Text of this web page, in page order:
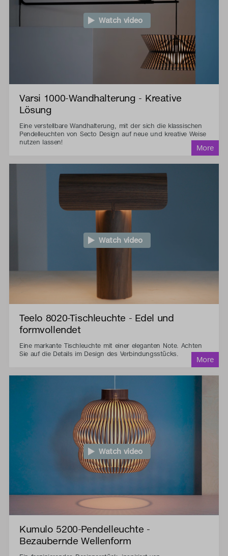
Watch video
Varsi 1000-Wandhalterung - Kreative
Lösung
Eine verstellbare Wandhalterung, mit der sich die klassischen
Pendelleuchten von Secto Design auf neue und kreative Weise
nutzen lassen!
Watch video
Teelo 8020-Tischleuchte - Edel und
formvollendet
Eine markante Tischleuchte mit einer eleganten Note. Achten
Sie auf die Details im Design des Verbindungsstücks.
Watch video
Kumulo 5200-Pendelleuchte -
Bezaubernde Wellenform